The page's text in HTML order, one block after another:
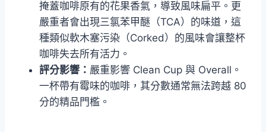
掩蓋咖啡原有的花果香氣，導致風味扁平。更
嚴重者會出現三氯苯甲醚（TCA）的味道，這
種類似軟木塞污染（Corked）的風味會讓整杯
咖啡失去所有活力。
評分影響： 嚴重影響 Clean Cup 與 Overall。
一杯帶有霉味的咖啡，其分數通常無法跨越 80
分的精品門檻。